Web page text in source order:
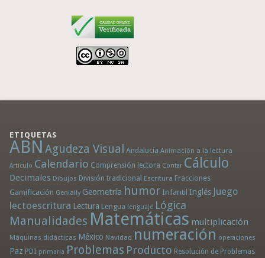
ETIQUETAS
ABN Agudeza Visual Andalucía Animación a la lectura
Artículo Calendario Comprensión lectora Contar Cálculo
Decimales Dibujos División tradicional Escritura Fracciones
Gamificación Genially Geometría humor Infantil Inglés Juego
lectoescritura Lectura Lengua lenguaje Lógica
Manualidades Matemáticas multiplicación
Máquinas didácticas México Navidad numeración operaciones
Paz PDI primaria Problemas Producto Resolución de Problemas